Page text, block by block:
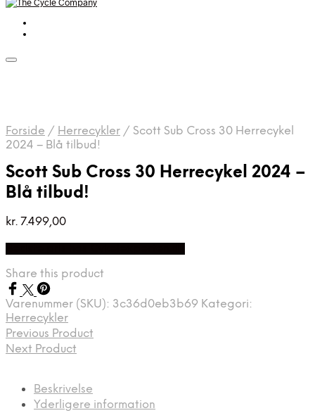
Forside / Herrecykler / Scott Sub Cross 30 Herrecykel
2024 – Blå tilbud!
Scott Sub Cross 30 Herrecykel 2024 –
Blå tilbud!
kr. 7.499,00
Share this product
Varenummer (SKU): 3c36d0eb3b69 Kategori:
Herrecykler
Previous Product
Next Product
Beskrivelse
Yderligere information